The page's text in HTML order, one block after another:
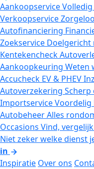
Aankoopservice
Verkoopservice
Autofinanciering
Zoekservice Doelgericht
Kentekencheck
Aankoopkeuring Weten
Accucheck EV & PHEV
Autoverzekering Scherp
ImportserviceVoordelig
AutobeheerAlles
Occasions Vind,
Niet zeker welke dienst
in
Inspiratie Over ons